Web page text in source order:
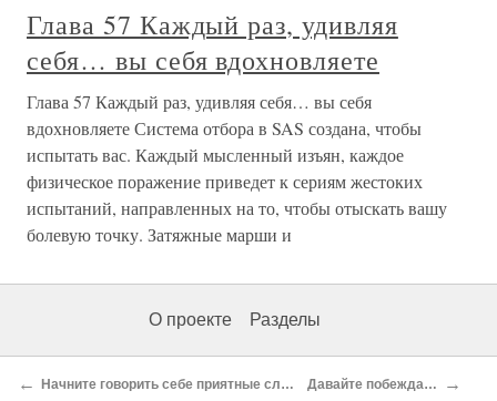
Глава 57 Каждый раз, удивляя
себя… вы себя вдохновляете
Глава 57 Каждый раз, удивляя себя… вы себя
вдохновляете Система отбора в SAS создана, чтобы
испытать вас. Каждый мысленный изъян, каждое
физическое поражение приведет к сериям жестоких
испытаний, направленных на то, чтобы отыскать вашу
болевую точку. Затяжные марши и
О проекте Разделы
← Начните говорить себе приятные слова Давайте побеждать! →